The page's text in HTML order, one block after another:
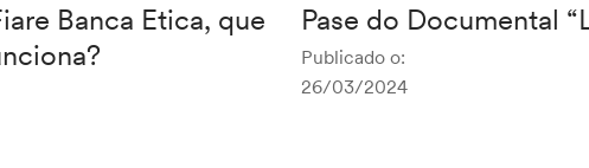
Banca Etica, que
Pase do Documental
Publicado o:
26/03/2024